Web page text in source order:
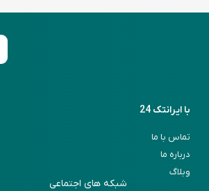
با ایرانتک 24
تماس با ما
درباره ما
وبلاگ
شبکه های اجتماعی